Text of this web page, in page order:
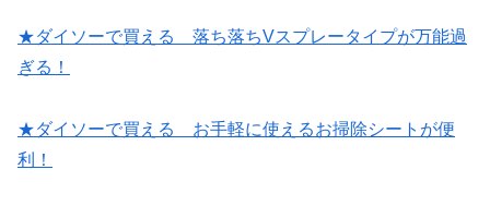
★ダイソーで買える 落ち落ちVスプレータイプが万能過
ぎる！
★ダイソーで買える お手軽に使えるお掃除シートが便
利！